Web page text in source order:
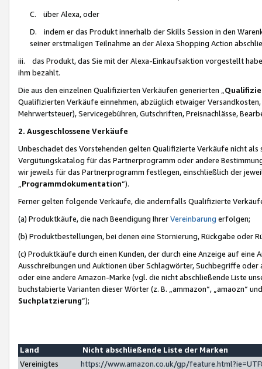
C. über Alexa, oder
D. indem er das Produkt innerhalb der Skills Session in den
seiner erstmaligen Teilnahme an der Alexa Shopping Action
iii. das Produkt, das Sie mit der Alexa-Einkaufsaktion vorgestellt
ihm bezahlt.
Die aus den einzelnen Qualifizierten Verkäufen generierten „
Qualifizierten Verkäufe einnehmen, abzüglich etwaiger
Mehrwertsteuer), Servicegebühren, Gutschriften, Preisnachlässe,
2. Ausgeschlossene Verkäufe
Unbeschadet des Vorstehenden gelten Qualifizierte Verkäufe nicht
Vergütungskatalog für das Partnerprogramm oder andere
wir jeweils für das Partnerprogramm festlegen, einschließlich der
Programmdokumentation“).
Ferner gelten folgende Verkäufe, die andernfalls Qualifizierte
(a) Produktkäufe, die nach Beendigung IhrerVereinbarung erfolgen;
(b) Produktbestellungen, bei denen eine Stornierung, Rückgabe oder
(c) Produktkäufe durch einen Kunden, der durch eine Anzeige auf
Ausschreibungen und Auktionen über Schlagwörter, Suchbegriffe
oder eine andere Amazon-Marke (vgl. die nicht abschließende Liste
buchstabierte Varianten dieser Wörter (z. B. „ammazon“, „amaozn“
Suchplatzierung”);
Land
Nicht abschließende Liste der Marken
Vereinigtes
https://www.amazon.co.uk/gp/